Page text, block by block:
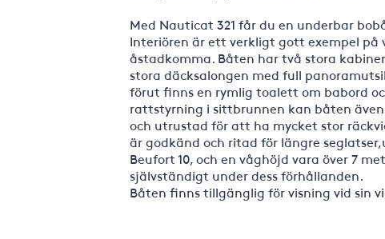
Med Nauticat 321 får du en underbar
Interiören är ett verkligt gott exempel
åstadkomma. Båten har två stora
stora däcksalongen med full
förut finns en rymlig toalett om babord
rattstyrning i sittbrunnen kan båten
och utrustad för att ha mycket stor
är godkänd och ritad för längre
Beufort 10, och en våghöjd vara över 7
självständigt under dess förhållanden.
Båten finns tillgänglig för visning vid sin